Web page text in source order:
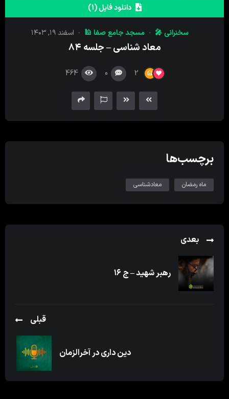
صدا
دانلود فایل (1)
سخنرانی 🎤 مسجد جامع صفا 🕌 اسفند ۱۹, ۱۴۰۳
معاد شناسی – جلسه ۸۴
2
0
464
برچسب‌ها
ماه رمضان معادشناسی
بعدی
رهبر شهید – ج ۱۶
قبلی
دین داری در آخرالزمان